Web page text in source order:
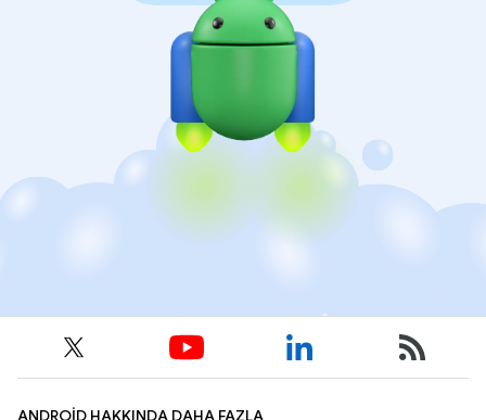
ANDROID HAKKINDA DAHA FAZLA